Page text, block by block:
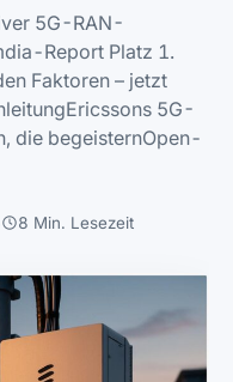
5G-RAN-
Report Platz 1.
Faktoren – jetzt
5G-
die begeisternOpen-
8 Min. Lesezeit